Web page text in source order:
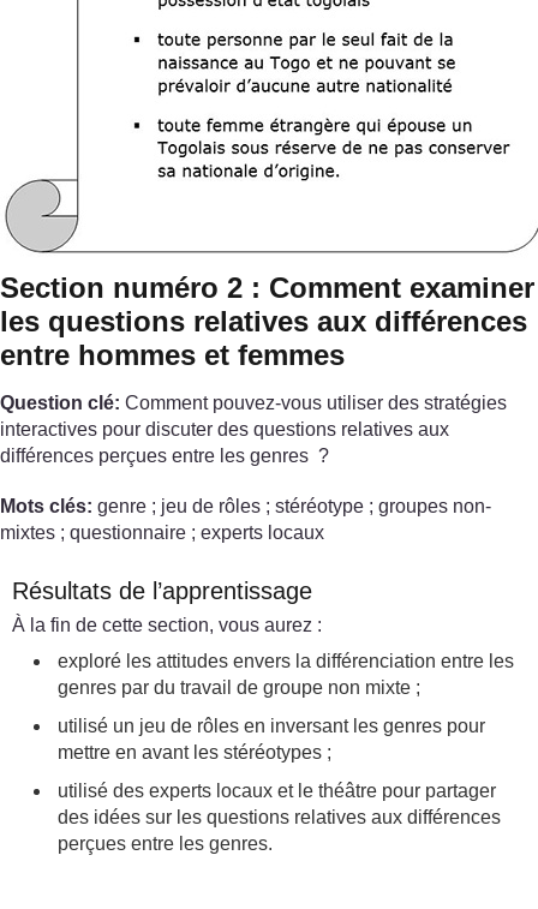
Section numéro 2 : Comment examiner
les questions relatives aux différences
entre hommes et femmes
Question clé: Comment pouvez-vous utiliser des stratégies
interactives pour discuter des questions relatives aux
différences perçues entre les genres ?
Mots clés: genre ; jeu de rôles ; stéréotype ; groupes non-
mixtes ; questionnaire ; experts locaux
Résultats de l’apprentissage
À la fin de cette section, vous aurez :
exploré les attitudes envers la différenciation entre les
genres par du travail de groupe non mixte ;
utilisé un jeu de rôles en inversant les genres pour
mettre en avant les stéréotypes ;
utilisé des experts locaux et le théâtre pour partager
des idées sur les questions relatives aux différences
perçues entre les genres.